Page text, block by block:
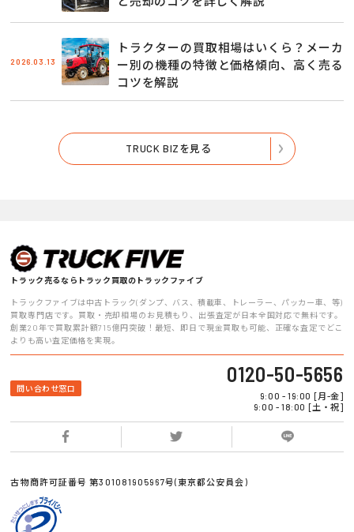
2026.03.13
トラクターの買取相場はいくら？メーカ
ー別の機種の特徴と価格傾向、高く売る
コツを解説
TRUCK BIZを見る
トラック売るならトラック買取のトラックファイブ
トラックファイブは中古トラック(ダンプ、バス、積載車、トレーラー、パッカー車、等)
買取専門店です。買取・売却相場のお見積もり、出張査定が日本全国対応で無料です。
創業20年で買取累計額715億円突破！最短、即日で現金買取も可能、正確な査定でどこ
よりも高い査定価格を実現。
問い合わせ窓口
0120-50-5656
9:00 - 19:00 [月-金]
9:00 - 18:00 [土・祝]
古物商許可証番号 第301081905967号(東京都公安員会)